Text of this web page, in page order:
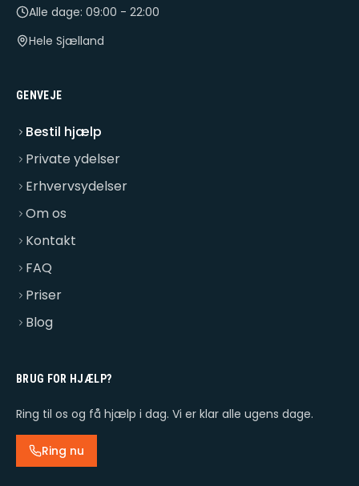
Alle dage: 09:00 - 22:00
Hele Sjælland
GENVEJE
Bestil hjælp
Private ydelser
Erhvervsydelser
Om os
Kontakt
FAQ
Priser
Blog
BRUG FOR HJÆLP?
Ring til os og få hjælp i dag. Vi er klar alle ugens dage.
Ring nu